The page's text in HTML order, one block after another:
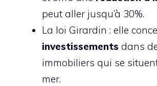
peut aller jusqu’à 30%.
La loi Girardin : elle
investissements dans
immobiliers qui se
mer.